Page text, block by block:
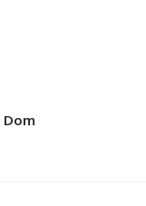
Dom